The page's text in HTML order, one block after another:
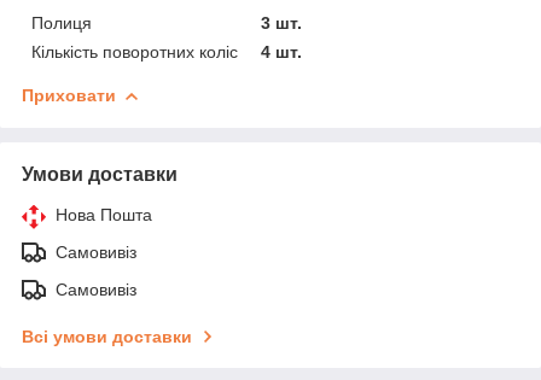
Полиця
3 шт.
Кількість поворотних коліс
4 шт.
Приховати
Умови доставки
Нова Пошта
Самовивіз
Самовивіз
Всі умови доставки